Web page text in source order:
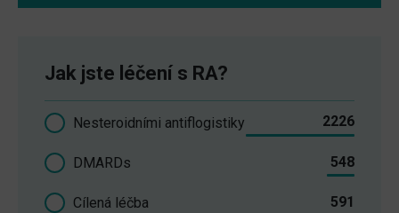
Jak jste léčení s RA?
Nesteroidními antiflogistiky 2226
DMARDs 548
Cílená léčba 591